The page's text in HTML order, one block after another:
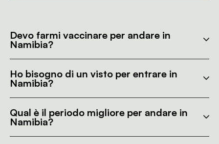
Devo farmi vaccinare per andare in
Namibia?
Ho bisogno di un visto per entrare in
Namibia?
Qual è il periodo migliore per andare in
Namibia?